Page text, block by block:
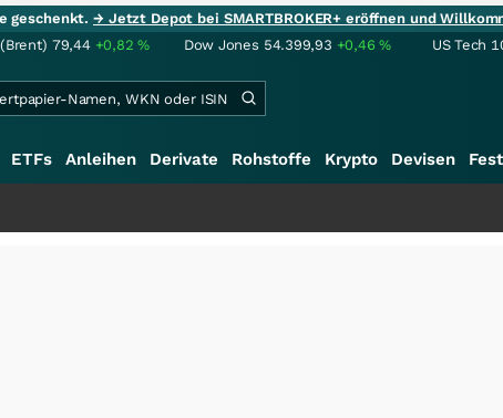
geschenkt.→ Jetzt Depot bei SMARTBROKER+ eröffnen und
79,44 +0,82% Dow Jones 54.399,93 +0,46% US Tech
ETFs Anleihen Derivate Rohstoffe Krypto Devisen